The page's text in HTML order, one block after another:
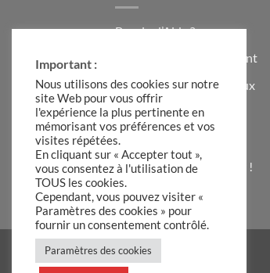
Besoin d’Aide ?
Contacter le Service Client
Formulaire Idées Cadeaux
Témoignages Clients
Code de Réduction
S’inscrire à la Newsletter !
A Propos de Hadiia
Important :
Nous utilisons des cookies sur notre
site Web pour vous offrir
l'expérience la plus pertinente en
mémorisant vos préférences et vos
visites répétées.
En cliquant sur « Accepter tout »,
vous consentez à l'utilisation de
TOUS les cookies.
Cependant, vous pouvez visiter «
Paramètres des cookies » pour
fournir un consentement contrôlé.
Paramètres des cookies